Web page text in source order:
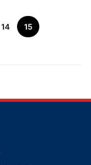
14 15